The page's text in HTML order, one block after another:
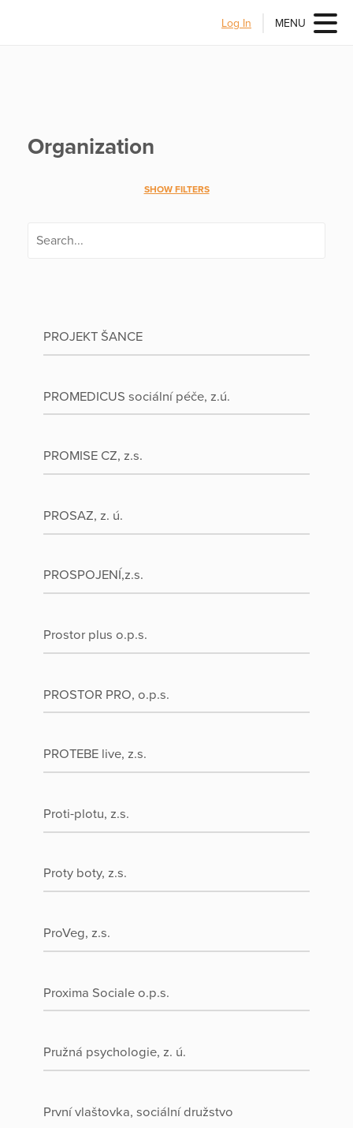
Log In MENU
Organization
SHOW FILTERS
PROJEKT ŠANCE
PROMEDICUS sociální péče, z.ú.
PROMISE CZ, z.s.
PROSAZ, z. ú.
PROSPOJENÍ,z.s.
Prostor plus o.p.s.
PROSTOR PRO, o.p.s.
PROTEBE live, z.s.
Proti-plotu, z.s.
Proty boty, z.s.
ProVeg, z.s.
Proxima Sociale o.p.s.
Pružná psychologie, z. ú.
První vlaštovka, sociální družstvo